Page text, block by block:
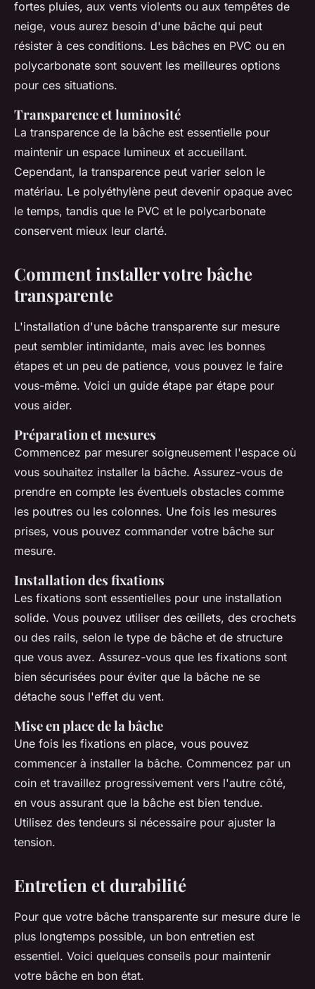
fortes pluies, aux vents violents ou aux tempêtes de
neige, vous aurez besoin d'une bâche qui peut
résister à ces conditions. Les bâches en PVC ou en
polycarbonate sont souvent les meilleures options
pour ces situations.
Transparence et luminosité
La transparence de la bâche est essentielle pour
maintenir un espace lumineux et accueillant.
Cependant, la transparence peut varier selon le
matériau. Le polyéthylène peut devenir opaque avec
le temps, tandis que le PVC et le polycarbonate
conservent mieux leur clarté.
Comment installer votre bâche
transparente
L'installation d'une bâche transparente sur mesure
peut sembler intimidante, mais avec les bonnes
étapes et un peu de patience, vous pouvez le faire
vous-même. Voici un guide étape par étape pour
vous aider.
Préparation et mesures
Commencez par mesurer soigneusement l'espace où
vous souhaitez installer la bâche. Assurez-vous de
prendre en compte les éventuels obstacles comme
les poutres ou les colonnes. Une fois les mesures
prises, vous pouvez commander votre bâche sur
mesure.
Installation des fixations
Les fixations sont essentielles pour une installation
solide. Vous pouvez utiliser des œillets, des crochets
ou des rails, selon le type de bâche et de structure
que vous avez. Assurez-vous que les fixations sont
bien sécurisées pour éviter que la bâche ne se
détache sous l'effet du vent.
Mise en place de la bâche
Une fois les fixations en place, vous pouvez
commencer à installer la bâche. Commencez par un
coin et travaillez progressivement vers l'autre côté,
en vous assurant que la bâche est bien tendue.
Utilisez des tendeurs si nécessaire pour ajuster la
tension.
Entretien et durabilité
Pour que votre bâche transparente sur mesure dure le
plus longtemps possible, un bon entretien est
essentiel. Voici quelques conseils pour maintenir
votre bâche en bon état.